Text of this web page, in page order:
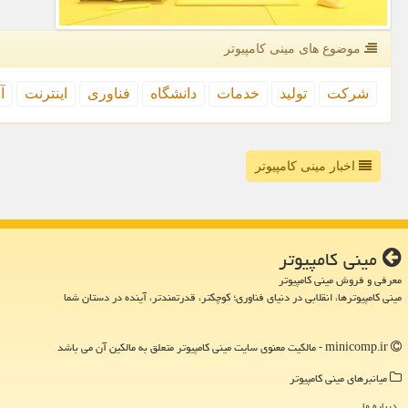
موضوع های مینی كامپیوتر
شركت تولید خدمات دانشگاه فناوری اینترنت
اخبار مینی کامپیوتر
مینی كامپیوتر
معرفی و فروش مینی کامپیوتر
مینی کامپیوترها، انقلابی در دنیای فناوری؛ کوچکتر، قدرتمندتر، آینده در دستان شما
میانبرهای مینی كامپیوتر